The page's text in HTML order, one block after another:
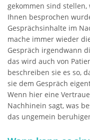
gekommen sind
Ihnen besprochen
Gesprächsinhalte im
mache immer wieder
Gespräch irgendwann
das wird auch von
beschreiben sie es so,
sie dem Gespräch
Wenn hier eine
Nachhinein sagt, was
das ungemein